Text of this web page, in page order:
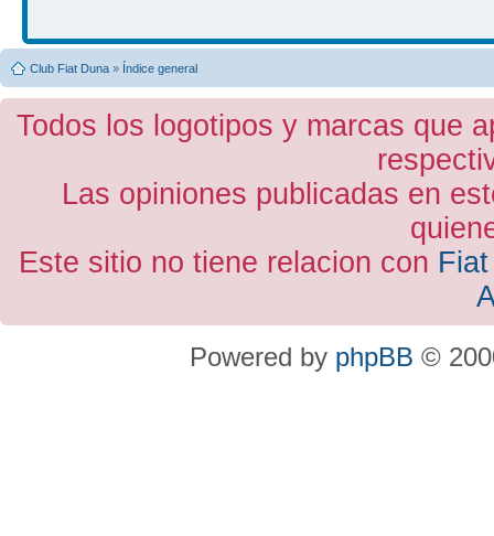
Club Fiat Duna » Índice general
Todos los logotipos y marcas que
Las opiniones publicadas en
Este sitio no tiene relacion con
Powered by phpBB ©